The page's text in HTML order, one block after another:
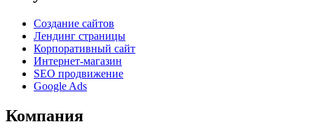
Создание сайтов
Лендинг страницы
Корпоративный сайт
Интернет-магазин
SEO продвижение
Google Ads
Компания